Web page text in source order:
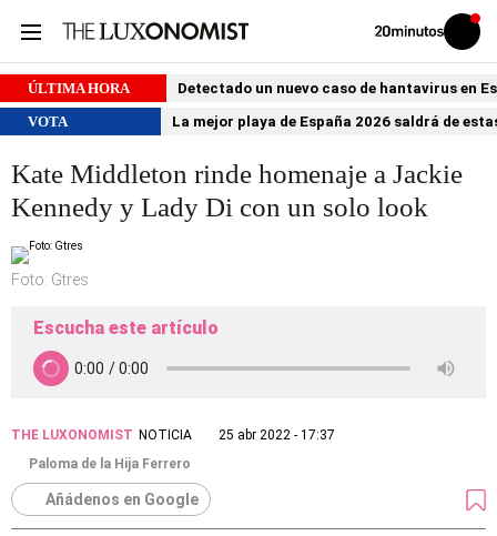
Volver
Iniciar
sesión
ÚLTIMA HORA
Detectado un nuevo caso de hantavirus en
VOTA
La mejor playa de España 2026 saldrá de
Kate Middleton rinde homenaje a Jackie
Kennedy y Lady Di con un solo look
Foto: Gtres
Escucha este artículo
THE LUXONOMIST NOTICIA
25 abr 2022 - 17:37
Paloma de la Hija Ferrero
Añádenos en Google